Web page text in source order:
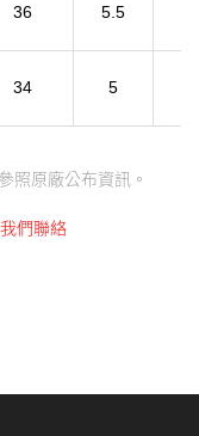
36 5.5
34 5
照原廠公布資訊。
們聯絡